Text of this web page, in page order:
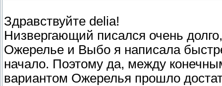
Здравствуйте delia!
Низвергающий писался очень
Ожерелье и Выбо я написала
начало. Поэтому да, между
вариантом Ожерелья прошло